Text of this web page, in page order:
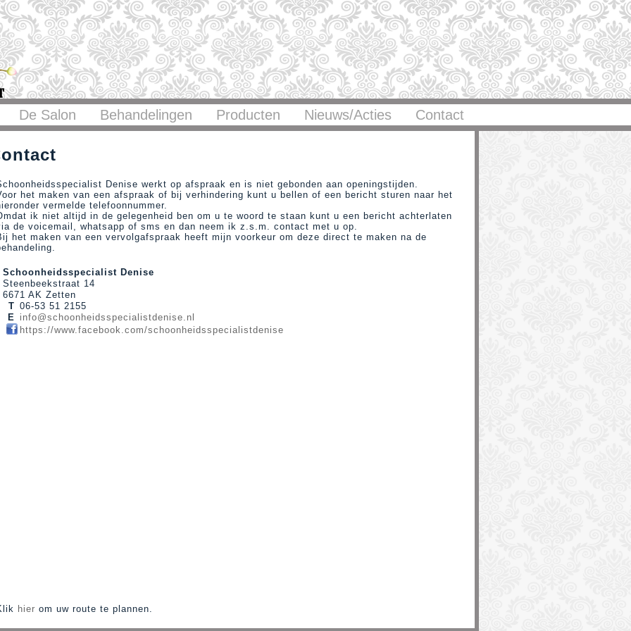
De Salon Behandelingen Producten Nieuws/Acties Contact
Denise werkt op afspraak en is niet gebonden aan openingstijden.
het maken van een afspraak of bij verhindering kunt u bellen of een bericht sturen naar het
vermelde telefoonnummer.
ik niet altijd in de gelegenheid ben om u te woord te staan kunt u een bericht achterlaten
de voicemail, whatsapp of sms en dan neem ik z.s.m. contact met u op.
het maken van een vervolgafspraak heeft mijn voorkeur om deze direct te maken na de
Schoonheidsspecialist Denise
Steenbeekstraat 14
6671 AK Zetten
T 06-53 51 2155
E info@schoonheidsspecialistdenise.nl
https://www.facebook.com/schoonheidsspecialistdenise
hier om uw route te plannen.